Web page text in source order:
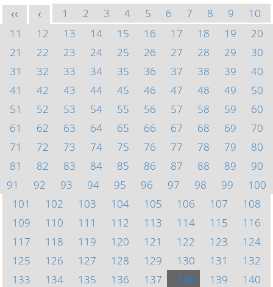
<< < 1 2 3 4 5 6 7 8 9
10
11
12 13 14 15 16 17 18 19
20
21
22 23 24 25 26 27 28 29
30
31
32 33 34 35 36 37 38 39
40
41
42 43 44 45 46 47 48 49
50
51
52 53 54 55 56 57 58 59
60
61
62 63 64 65 66 67 68 69
70
71
72 73 74 75 76 77 78 79
80
81
82 83 84 85 86 87 88 89
90
91
92 93 94 95 96 97 98 99
100
101
102 103 104 105 106 107
108
109
110 111 112 113 114 115
116
117
118 119 120 121 122 123
124
125
126 127 128 129 130 131
132
133
134 135 136 137 138 139
140